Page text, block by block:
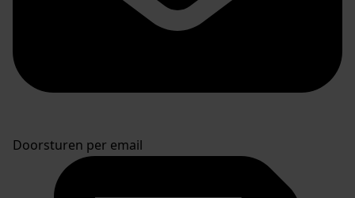
Doorsturen per email